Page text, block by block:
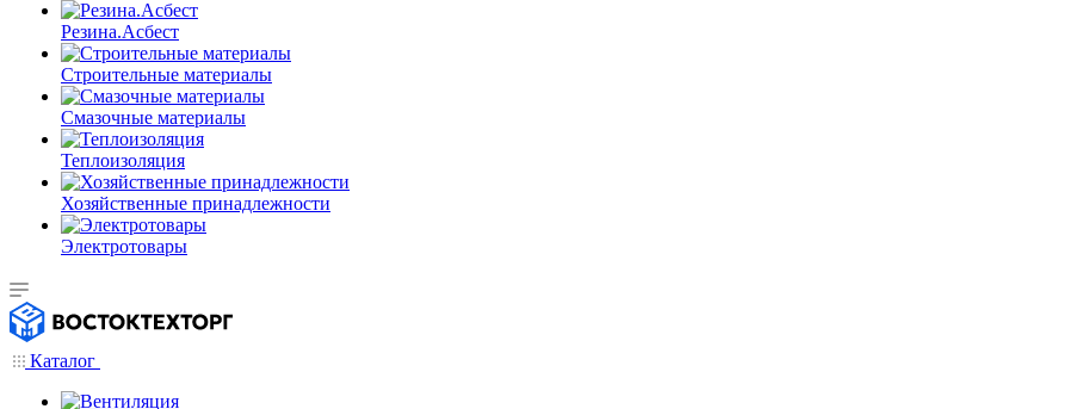
Резина.Асбест
Строительные материалы
Смазочные материалы
Теплоизоляция
Хозяйственные принадлежности
Электротовары
Каталог